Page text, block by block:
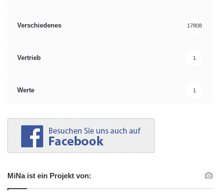
Verschiedenes 17808
Vertrieb 1
Werte 1
MiNa ist ein Projekt von: